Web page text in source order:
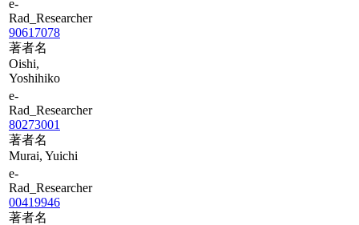
e-
Rad_Researcher
90617078
著者名
Oishi,
Yoshihiko
e-
Rad_Researcher
80273001
著者名
Murai, Yuichi
e-
Rad_Researcher
00419946
著者名